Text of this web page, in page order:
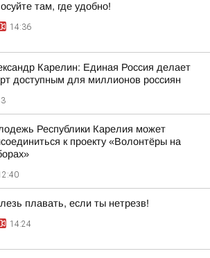
там, где удобно!
14:36
Карелин: Единая Россия делает
доступным для миллионов россиян
Республики Карелия может
к проекту «Волонтёры на
плавать, если ты нетрезв!
14:24